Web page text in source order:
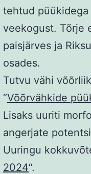
tehtud
veekogust. Tõrje
paisjärves ja
osades.
Tutvu vähi
“Võõrvähkide
Lisaks uuriti
angerjate
Uuringu
2024“.